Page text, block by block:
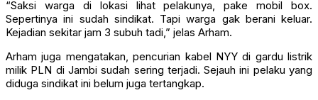
“Saksi warga di lokasi lihat pelakunya, pake mobil box.
Sepertinya ini sudah sindikat. Tapi warga gak berani keluar.
Kejadian sekitar jam 3 subuh tadi,” jelas Arham.
Arham juga mengatakan, pencurian kabel NYY di gardu listrik
milik PLN di Jambi sudah sering terjadi. Sejauh ini pelaku yang
diduga sindikat ini belum juga tertangkap.